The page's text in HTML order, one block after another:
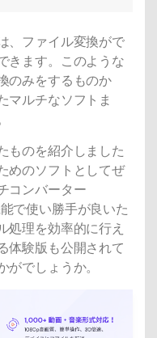
、ファイル変換がで
きます。このような
のみをするものか
マルチなソフトま
ものを紹介しました
めのソフトとしてぜ
コンバーター
で使い勝手が良いた
処理を効率的に行え
体験版も公開されて
がでしょうか。